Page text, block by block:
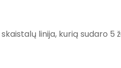
linija, kurią sudaro